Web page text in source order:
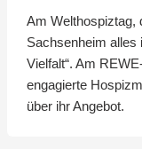
Am Welthospiztag,
Sachsenheim alles
Vielfalt“. Am
engagierte
über ihr Angebot.